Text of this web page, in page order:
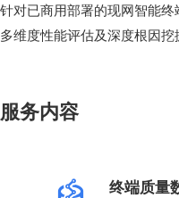
多维度性能评估及深度根因
服务内容
终端质量